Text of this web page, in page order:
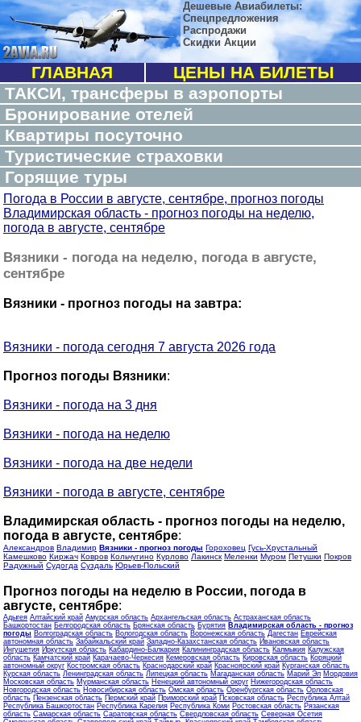
Дешевые Авиабилеты:
Спецпредложения
Распродажи
Скидки Акции
ГЛАВНАЯ
ЦЕНЫ НА БИЛЕТЫ
ТАКСИ, трансферы в аэропорты
Бронирование отелей
Квартиры посуточно
Туристические страховки
Горящие туры
Погода в России в августе, сентябре, прогноз погоды
Владимирская область - прогноз погоды на неделю,
погода в августе, сентябре
Вязники - погода на неделю, погода в августе,
сентябре
Вязники - прогноз погоды на завтра:
Вязники - погода сегодня 7 августа 2026 года
Прогноз погоды Вязники:
Вязники - погода на 3 дня
Вязники - погода на неделю
Вязники - погода на две недели
Вязники - погода в августе, сентябре
Владимирская область - прогноз погоды на неделю,
погода в августе, сентябре:
Александров Владимир Вязники - прогноз погоды Гороховец Гусь-Хрустальный
Камешково Киржач Ковров Кольчугино Курлово Лакинск Меленки Муром Петушки Покров
Радужный Судогда Суздаль Юрьев-Польский
Прогноз погоды на неделю в России, погода в
августе, сентябре:
Адыгея Алтайский край Амурская область Архангельская область Астраханская область
Башкортостан Белгородская область Брянская область Бурятия Владимирская область - прогноз
погоды Волгоградская область Вологодская область Воронежская область Дагестан Еврейская
автономная область Забайкальский край Западно-Казахстанская область Ивановская область
Ингушетия Иркутская область Кабардино-Балкария Калининградская область Калмыкия Калужская
область Камчатский край Карачаево-Черкесия Кемеровская область Кировская область Коряцкий
автономный округ Костромская область Краснодарский край Красноярский край Курганская область
Курская область Ленинградская область Липецкая область Магаданская область Марий Эл Мордовия
Московская область Мурманская область Ненецкий автономный округ Нижегородская область
Новгородская область Новосибирская область Омская область Оренбургская область Орловская
область Пензенская область Пермский край Приморский край Псковская область Республика Алтай
Республика Башкортостан Республика Карелия Республика Коми Ростовская область Рязанская
область Самарская область Саратовская область Свердловская область Северная Осетия